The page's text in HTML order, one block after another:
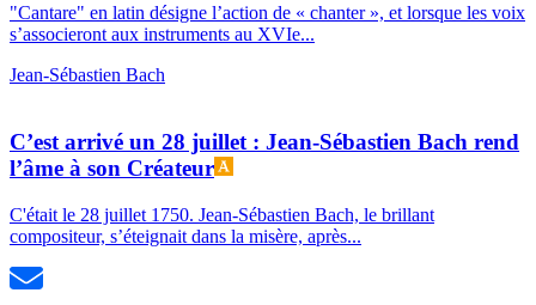
"Cantare" en latin désigne l’action de « chanter », et lorsque les voix
s’associeront aux instruments au XVIe...
Jean-Sébastien Bach
C’est arrivé un 28 juillet : Jean-Sébastien Bach rend
l’âme à son Créateur
C'était le 28 juillet 1750. Jean-Sébastien Bach, le brillant
compositeur, s’éteignait dans la misère, après...